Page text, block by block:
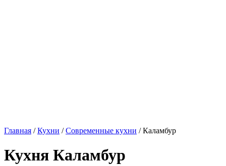
Главная /Кухни /Современные кухни / Каламбур
Кухня Каламбур